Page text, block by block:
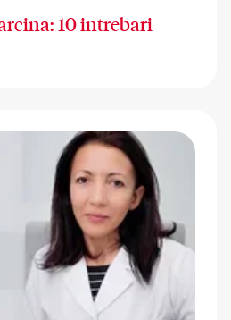
10 intrebari